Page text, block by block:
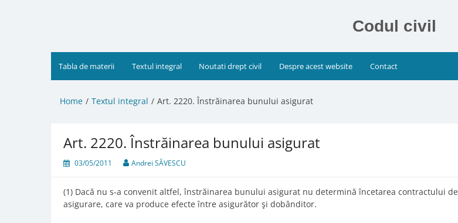
Codul civil
Tabla de materii Textul integral Noutati drept civil Despre acest website Contact
Home Textul integral Art. 2220. Înstrăinarea bunului asigurat
Art. 2220. Înstrăinarea bunului asigurat
03/05/2011 Andrei SĂVESCU
(1) Dacă nu s-a convenit altfel, înstrăinarea bunului asigurat nu determină încetarea contractului de
asigurare, care va produce efecte între asigurător şi dobânditor.